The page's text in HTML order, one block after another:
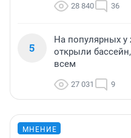
28 840 36
5
На популярных у
открыли
всем
27 031 9
МНЕНИЕ